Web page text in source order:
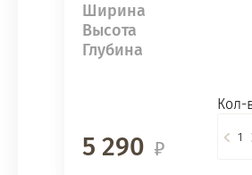
Ширина
Высота
Глубина
5 290
Кол-